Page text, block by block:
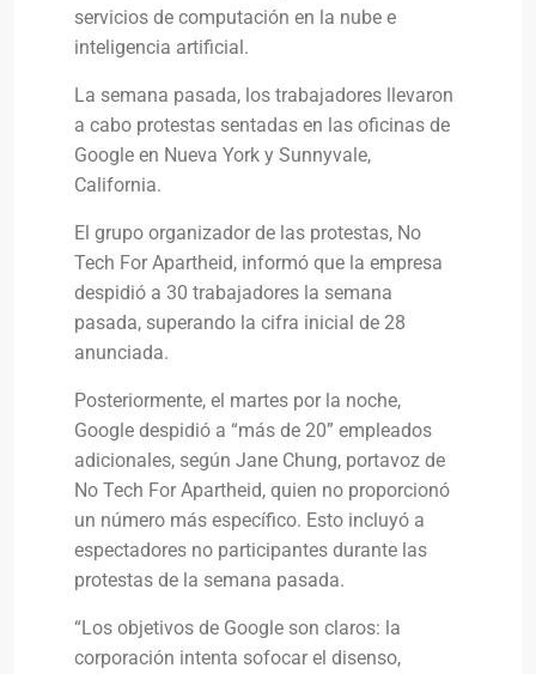
servicios de computación en la nube e
inteligencia artificial.
La semana pasada, los trabajadores llevaron
a cabo protestas sentadas en las oficinas de
Google en Nueva York y Sunnyvale,
California.
El grupo organizador de las protestas, No
Tech For Apartheid, informó que la empresa
despidió a 30 trabajadores la semana
pasada, superando la cifra inicial de 28
anunciada.
Posteriormente, el martes por la noche,
Google despidió a “más de 20” empleados
adicionales, según Jane Chung, portavoz de
No Tech For Apartheid, quien no proporcionó
un número más específico. Esto incluyó a
espectadores no participantes durante las
protestas de la semana pasada.
“Los objetivos de Google son claros: la
corporación intenta sofocar el disenso,